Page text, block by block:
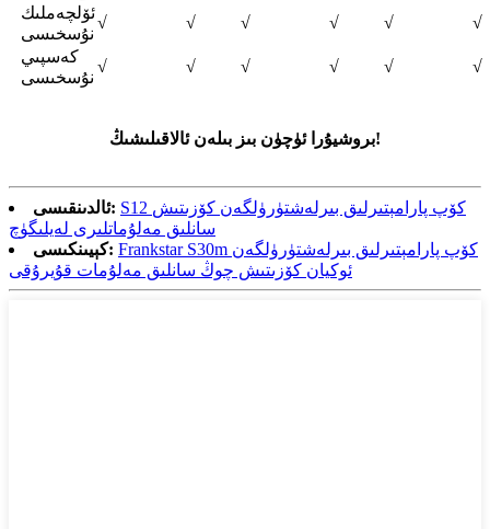
ئۆلچەملىك
نۇسخىسى
√ √ √ √ √
√
كەسپىي
نۇسخىسى
√ √ √ √ √ √
بروشيۇرا ئۈچۈن بىز بىلەن ئالاقىلىشىڭ!
ئالدىنقىسى: S12 كۆپ پارامېتىرلىق بىرلەشتۈرۈلگەن كۆزىتىش
سانلىق مەلۇماتلىرى لەيلىگۈچ
كېيىنكىسى: Frankstar S30m كۆپ پارامېتىرلىق بىرلەشتۈرۈلگەن
ئوكيان كۆزىتىش چوڭ سانلىق مەلۇمات قۇيرۇقى